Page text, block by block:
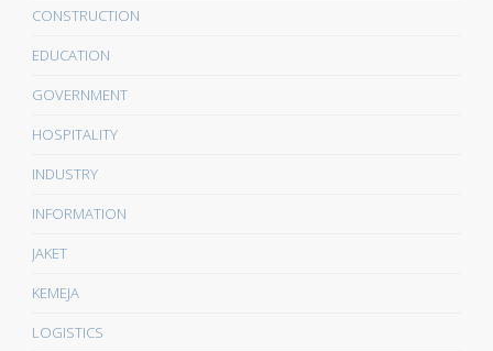
CONSTRUCTION
EDUCATION
GOVERNMENT
HOSPITALITY
INDUSTRY
INFORMATION
JAKET
KEMEJA
LOGISTICS